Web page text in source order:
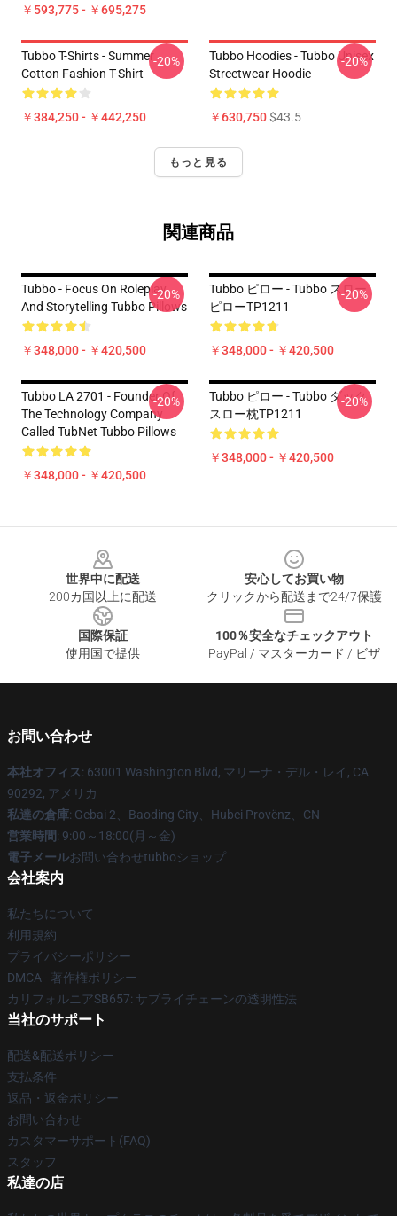
￥593,775 - ￥695,275
Tubbo T-Shirts - Summer
Cotton Fashion T-Shirt
￥384,250 - ￥442,250
-20%
Tubbo Hoodies - Tubbo Unisex
Streetwear Hoodie
￥630,750$43.5
-20%
もっと見る
関連商品
Tubbo - Focus On Roleplay
And Storytelling Tubbo Pillows
￥348,000 - ￥420,500
-20%
Tubbo ピロー - Tubbo スロー
ピローTP1211
￥348,000 - ￥420,500
-20%
Tubbo LA 2701 - Founder Of
The Technology Company
Called TubNet Tubbo Pillows
￥348,000 - ￥420,500
-20%
Tubbo ピロー - Tubbo ダック
スロー枕TP1211
￥348,000 - ￥420,500
-20%
世界中に配送
200カ国以上に配送
安心してお買い物
クリックから配送まで24/7保護
国際保証
使用国で提供
100％安全なチェックアウト
PayPal / マスターカード / ビザ
お問い合わせ
本社オフィス: 63001 Washington Blvd, マリーナ・デル・レイ, CA
90292, アメリカ
私達の倉庫: Gebai 2、Baoding City、Hubei Provënz、CN
営業時間: 9:00～18:00(月～金)
電子メールお問い合わせtubboショップ
会社案内
私たちについて
利用規約
プライバシーポリシー
DMCA - 著作権ポリシー
カリフォルニアSB657: サプライチェーンの透明性法
当社のサポート
配送&配送ポリシー
支払条件
返品・返金ポリシー
お問い合わせ
カスタマーサポート(FAQ)
スタッフ
私達の店